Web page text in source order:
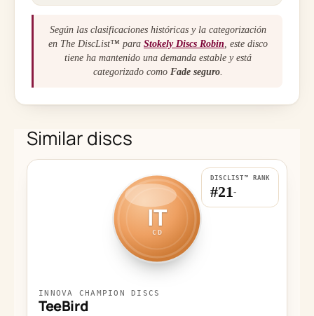
Según las clasificaciones históricas y la categorización
en The DiscList™ para Stokely Discs Robin , este disco
tiene ha mantenido una demanda estable y está
categorizado como Fade seguro
Similar discs
IT
CD
DISCLIST™ RANK
#21 -
INNOVA CHAMPION DISCS
TeeBird